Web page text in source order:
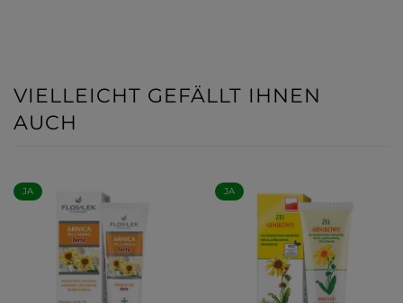
VIELLEICHT GEFÄLLT IHNEN
AUCH
JA JA